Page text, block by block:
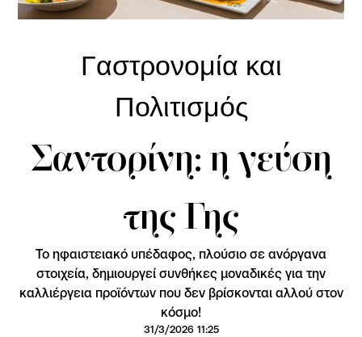
Γαστρονομία και
Πολιτισμός
Σαντορίνη: η γεύση
της Γης
Το ηφαιστειακό υπέδαφος, πλούσιο σε ανόργανα
στοιχεία, δημιουργεί συνθήκες μοναδικές για την
καλλιέργεια προϊόντων που δεν βρίσκονται αλλού στον
κόσμο!
31/3/2026 11:25